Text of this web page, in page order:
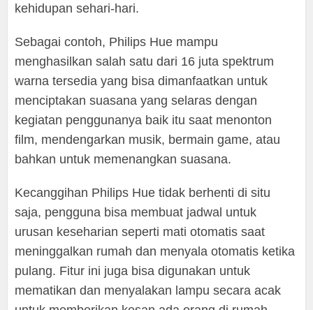
kehidupan sehari-hari.
Sebagai contoh, Philips Hue mampu
menghasilkan salah satu dari 16 juta spektrum
warna tersedia yang bisa dimanfaatkan untuk
menciptakan suasana yang selaras dengan
kegiatan penggunanya baik itu saat menonton
film, mendengarkan musik, bermain game, atau
bahkan untuk memenangkan suasana.
Kecanggihan Philips Hue tidak berhenti di situ
saja, pengguna bisa membuat jadwal untuk
urusan keseharian seperti mati otomatis saat
meninggalkan rumah dan menyala otomatis ketika
pulang. Fitur ini juga bisa digunakan untuk
mematikan dan menyalakan lampu secara acak